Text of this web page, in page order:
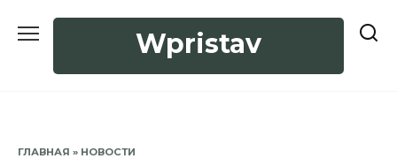
Wpristav
ГЛАВНАЯ » НОВОСТИ